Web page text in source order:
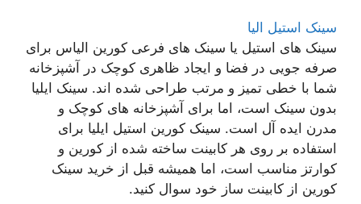
سینک استیل الیا
سینک های استیل یا سینک های فرعی کورین الیاس برای
صرفه جویی در فضا و ایجاد ظاهری کوچک در آشپزخانه
شما با خطی تمیز و مرتب طراحی شده اند. سینک ایلیا
بدون سینک است، اما برای آشپزخانه های کوچک و
مدرن ایده آل است. سینک کورین استیل ایلیا برای
استفاده بر روی هر کابینت ساخته شده از کورین و
کوارتز مناسب است، اما همیشه قبل از خرید سینک
کورین از کابینت ساز خود سوال کنید.